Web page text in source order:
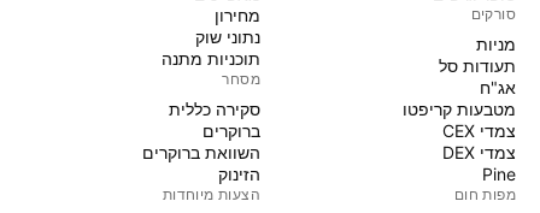
סורקים
מניות‏
תעודות סל
אג"ח
מטבעות קריפטו
צמדי CEX
צמדי DEX
Pine
מפות חום
מחירון
נתוני שוק
תוכניות מתנה
מסחר
סקירה כללית
ברוקרים
השוואת ברוקרים
הזינוק
הצעות מיוחדות